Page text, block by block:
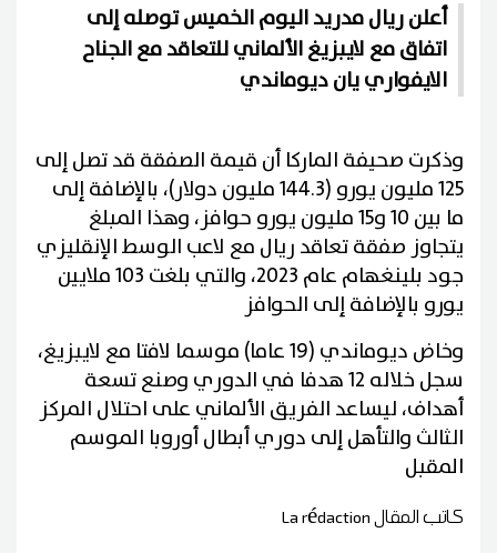
أعلن ريال مدريد اليوم الخميس توصله إلى
اتفاق مع لايبزيغ ‌الألماني للتعاقد مع الجناح
الايفواري يان ديوماندي
وذكرت صحيفة الماركا أن قيمة الصفقة قد تصل إلى
125 مليون يورو (144.3 مليون دولار)، بالإضافة إلى
ما بين 10 و15 مليون يورو حوافز، وهذا المبلغ
يتجاوز صفقة تعاقد ريال مع لاعب الوسط الإنقليزي
جود بلينغهام عام 2023، والتي بلغت 103 ملايين
يورو بالإضافة إلى الحوافز
وخاض ديوماندي (19 عاما) موسما لافتا مع لايبزيغ،
سجل خلاله 12 هدفا في الدوري وصنع تسعة
أهداف، ليساعد الفريق الألماني على احتلال المركز
الثالث والتأهل ‌إلى دوري أبطال أوروبا الموسم
المقبل
كاتب المقالLa rédaction